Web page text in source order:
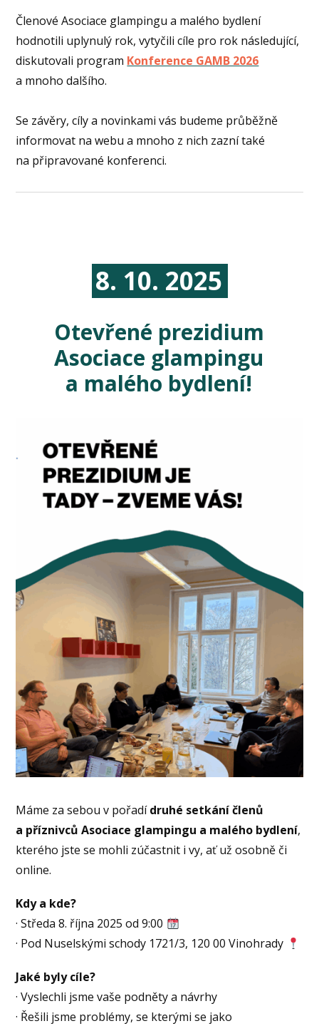
Členové Asociace glampingu a malého bydlení
hodnotili uplynulý rok, vytyčili cíle pro rok následující,
diskutovali program Konference GAMB 2026
a mnoho dalšího.
Se závěry, cíly a novinkami vás budeme průběžně
informovat na webu a mnoho z nich zazní také
na připravované konferenci.
8. 10. 2025
Otevřené prezidium
Asociace glampingu
a malého bydlení!
Máme za sebou v pořadídruhé setkání členů
a příznivců Asociace glampingu a malého bydlení,
kterého jste se mohli zúčastnit i vy, ať už osobně či
online.
Kdy a kde?
· Středa 8. října 2025 od 9:00
· Pod Nuselskými schody 1721/3, 120 00 Vinohrady
Jaké byly cíle?
· Vyslechli jsme vaše podněty a návrhy
· Řešili jsme problémy, se kterými se jako